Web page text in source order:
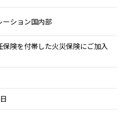
ーション国内部
保険を付帯した火災保険にご加入